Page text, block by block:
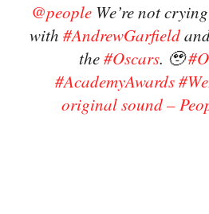
@peopleWe’re not
with #AndrewGarfield
the#Oscars. 🥹
#AcademyAwards
original sound –